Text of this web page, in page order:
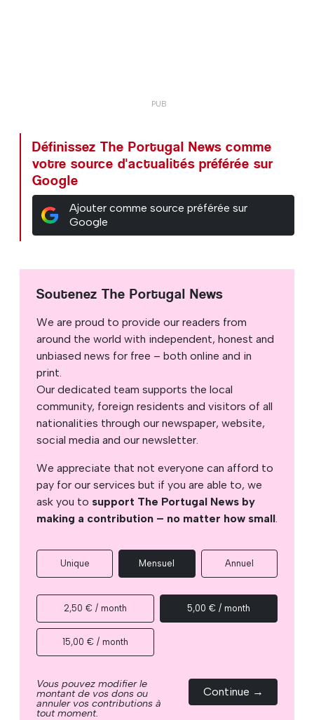
Définissez The Portugal News comme
votre source d'actualités préférée sur
Google
Ajouter comme source préférée sur
Google
Soutenez The Portugal News
We are proud to provide our readers from
around the world with independent, honest and
unbiased news for free – both online and in
print.
Our dedicated team supports the local
community, foreign residents and visitors of all
nationalities through our newspaper, website,
social media and our newsletter.
We appreciate that not everyone can afford to
pay for our services but if you are able to, we
ask you to support The Portugal News by
making a contribution – no matter how small.
Unique Mensuel Annuel
2,50 € / month 5,00 € / month
15,00 € / month
Vous pouvez modifier le
montant de vos dons ou
annuler vos contributions à
tout moment.
Continue →